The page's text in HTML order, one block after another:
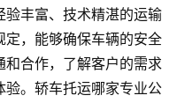
验丰富、技术精湛的运输
定，能够确保车辆的安全
合作，了解客户的需求
。轿车托运哪家专业公